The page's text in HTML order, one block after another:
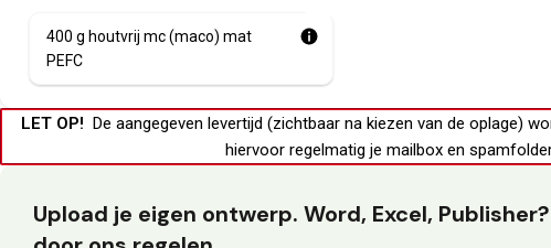
400 g houtvrij mc (maco) mat
PEFC
LET OP! De aangegeven levertijd (zichtbaar na kiezen van de oplage)
hiervoor regelmatig je mailbox en
Upload je eigen ontwerp. Word, Excel,